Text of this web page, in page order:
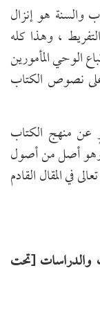
والسنة هوإنزال
،وهذا كله
الوحي المأمورين
نصوص الكتاب
عن منهج الكتاب
أصل من أصول
في المقال القادم
والدراسات [تحت